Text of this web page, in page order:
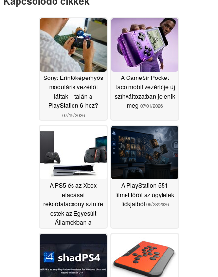
Sony: Érintőképernyős
moduláris vezérlőt
láttak – talán a
PlayStation 6-hoz?
07/19/2026
A GameSir Pocket
Taco mobil vezérlője új
színváltozatban jelenik
meg 07/01/2026
A PS5 és az Xbox
eladásai
rekordalacsony szintre
estek az Egyesült
Államokban a
Switch 2 viszont
erősebben tért vissza
06/29/2026
A PlayStation 551
filmet töröl az ügyfelek
fiókjaiból 06/28/2026